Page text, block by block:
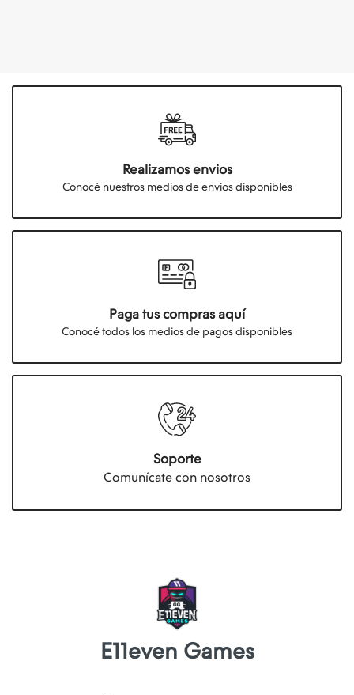
Realizamos envios
Conocé nuestros medios de envios disponibles
Paga tus compras aquí
Conocé todos los medios de pagos disponibles
Soporte
Comunícate con nosotros
E11even Games